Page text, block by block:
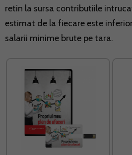
retin la sursa contributiile
estimat de la fiecare este
salarii minime brute pe tara.